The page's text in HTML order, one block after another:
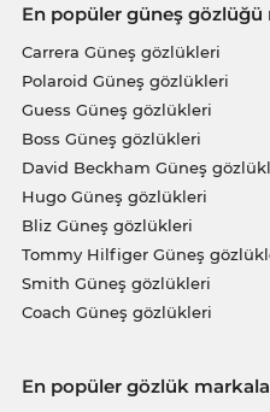
En popüler güneş gözlüğü
Carrera Güneş gözlükleri
Polaroid Güneş gözlükleri
Guess Güneş gözlükleri
Boss Güneş gözlükleri
David Beckham Güneş
Hugo Güneş gözlükleri
Bliz Güneş gözlükleri
Tommy Hilfiger Güneş
Smith Güneş gözlükleri
Coach Güneş gözlükleri
En popüler gözlük